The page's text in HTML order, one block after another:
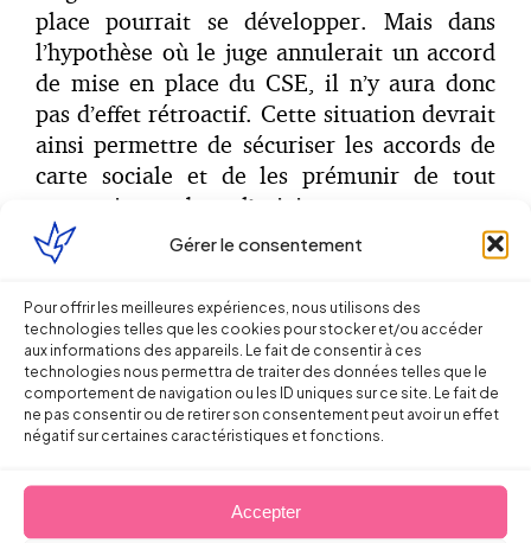
Gérer le consentement
Pour offrir les meilleures expériences, nous utilisons des
technologies telles que les cookies pour stocker et/ou accéder
aux informations des appareils. Le fait de consentir à ces
technologies nous permettra de traiter des données telles que le
comportement de navigation ou les ID uniques sur ce site. Le fait de
ne pas consentir ou de retirer son consentement peut avoir un effet
négatif sur certaines caractéristiques et fonctions.
Accepter
place pourrait se développer. Mais dans
l’hypothèse où le juge annulerait un accord
de mise en place du CSE, il n’y aura donc
pas d’effet rétroactif. Cette situation devrait
ainsi permettre de sécuriser les accords de
carte sociale et de les prémunir de tout
contentieux, dont l’origine sera surement
celle de syndicats minoritaires dans
l’entreprise.
Partager sur